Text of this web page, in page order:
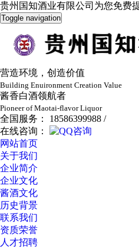
贵州国知酒业有限公司为您免费
Toggle navigation
营造环境，创造价值
Building Enuironment Creation Value
酱香白酒领航者
Pioneer of Maotai-flavor Liquor
全国服务： 18586399988 /
在线咨询：
网站首页
关于我们
企业简介
企业文化
酱酒文化
历史背景
联系我们
资质荣誉
人才招聘